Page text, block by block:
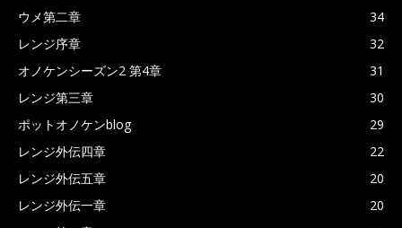
ウメ第二章
34
レンジ序章
32
オノケンシーズン2 第4章
31
レンジ第三章
30
ポットオノケンblog
29
レンジ外伝四章
22
レンジ外伝五章
20
レンジ外伝一章
20